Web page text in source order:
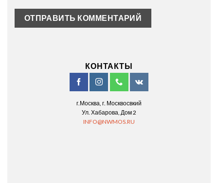
КОНТАКТЫ
г.Москва, г. Москвосвкий
Ул. Хабарова, Дом 2
INFO@NWMOS.RU